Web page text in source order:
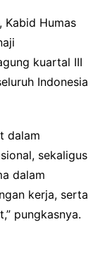
Kabid Humas
kuartal III
Indonesia
dalam
sekaligus
dalam
kerja, serta
pungkasnya.